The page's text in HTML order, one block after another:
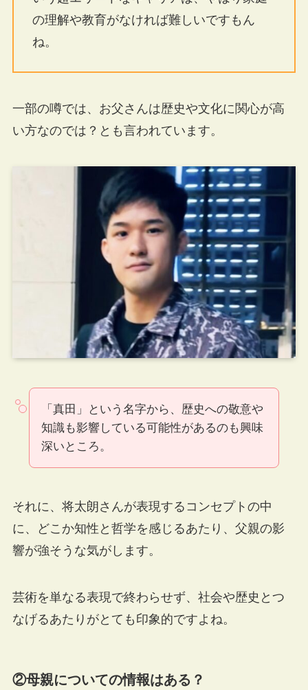
の理解や教育がなければ難しいですもん
ね。
一部の噂では、お父さんは歴史や文化に関心が高
い方なのでは？とも言われています。
「真田」という名字から、歴史への敬意や
知識も影響している可能性があるのも興味
深いところ。
それに、将太朗さんが表現するコンセプトの中
に、どこか知性と哲学を感じるあたり、父親の影
響が強そうな気がします。
芸術を単なる表現で終わらせず、社会や歴史とつ
なげるあたりがとても印象的ですよね。
②母親についての情報はある？